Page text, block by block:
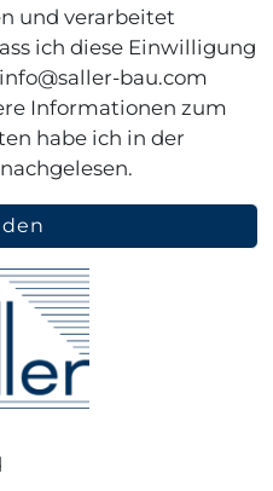
und verarbeitet
ich diese Einwilligung
bau.com
Informationen zum
habe ich in der
nachgelesen.